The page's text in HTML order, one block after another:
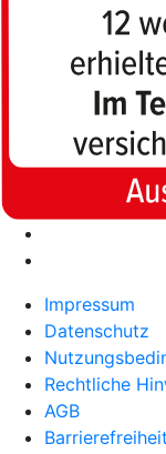
Impressum
Datenschutz
Rechtliche
AGB
Barrierefreiheit